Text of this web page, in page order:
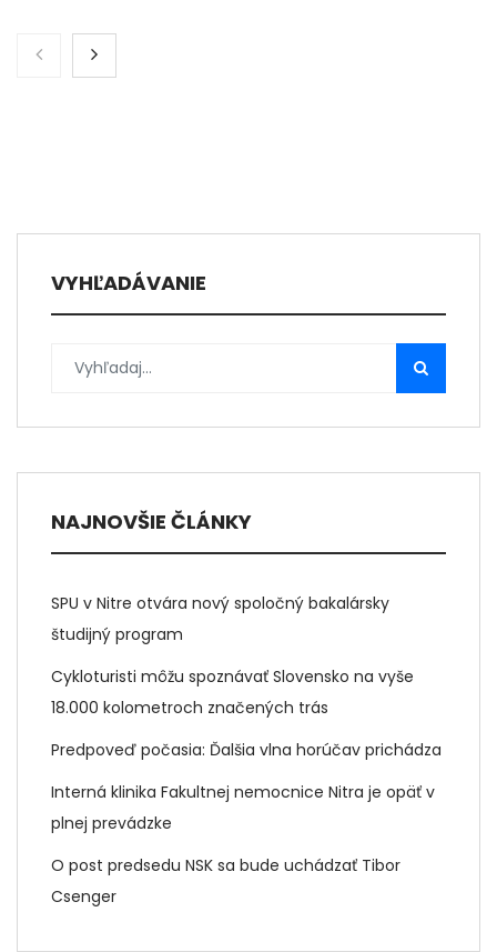
VYHĽADÁVANIE
NAJNOVŠIE ČLÁNKY
SPU v Nitre otvára nový spoločný bakalársky
študijný program
Cykloturisti môžu spoznávať Slovensko na vyše
18.000 kolometroch značených trás
Predpoveď počasia: Ďalšia vlna horúčav prichádza
Interná klinika Fakultnej nemocnice Nitra je opäť v
plnej prevádzke
O post predsedu NSK sa bude uchádzať Tibor
Csenger